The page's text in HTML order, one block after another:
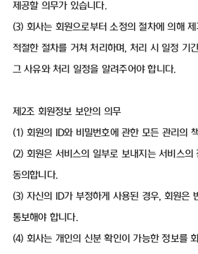
제공할 의무가 있습니다.
(3) 회사는 회원으로부터 소정의 절차에 의해
적절한 절차를 거쳐 처리하며, 처리 시 일정 기
그 사유와 처리 일정을 알려주어야 합니다.
제2조 회원정보 보안의 의무
(1) 회원의 ID와 비밀번호에 관한 모든 관리의
(2) 회원은 서비스의 일부로 보내지는 서비스의
동의합니다.
(3) 자신의 ID가 부정하게 사용된 경우, 회원은
통보해야 합니다.
(4) 회사는 개인의 신분 확인이 가능한 정보를